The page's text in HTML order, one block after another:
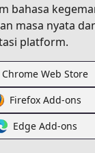
bahasa
masa nyata
platform.
Chrome Web Store
Firefox Add-ons
Edge Add-ons